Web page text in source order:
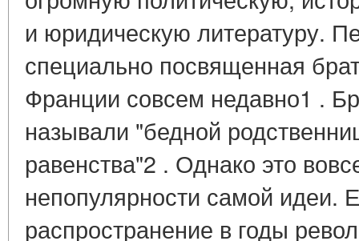
и юридическую литературу.
специально посвященная
Франции совсем недавно1 .
называли "бедной
равенства"2 . Однако это
непопулярности самой идеи.
распространение в годы